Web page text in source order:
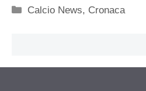
Categorie
Calcio News, Cronaca